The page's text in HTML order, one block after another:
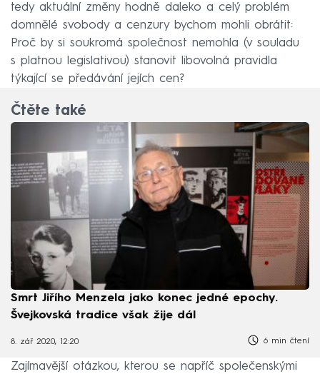
tedy aktuální změny hodně daleko a celý problém
domnělé svobody a cenzury bychom mohli obrátit:
Proč by si soukromá společnost nemohla (v souladu
s platnou legislativou) stanovit libovolná pravidla
týkající se předávání jejích cen?
Čtěte také
Smrt Jiřího Menzela jako konec jedné epochy.
Švejkovská tradice však žije dál
8. zář 2020, 12:20 6 min čtení
Zajímavější otázkou, kterou se napříč společenskými